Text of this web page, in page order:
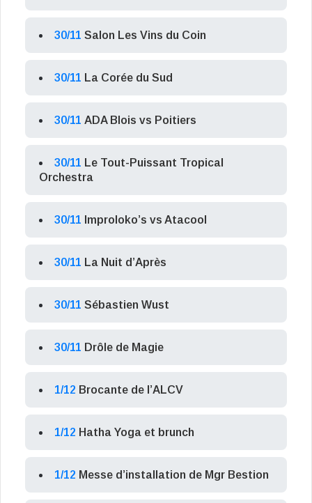
30/11 Salon Les Vins du Coin
30/11 La Corée du Sud
30/11 ADA Blois vs Poitiers
30/11 Le Tout-Puissant Tropical
Orchestra
30/11 Improloko’s vs Atacool
30/11 La Nuit d’Après
30/11 Sébastien Wust
30/11 Drôle de Magie
1/12 Brocante de l’ALCV
1/12 Hatha Yoga et brunch
1/12 Messe d’installation de Mgr Bestion